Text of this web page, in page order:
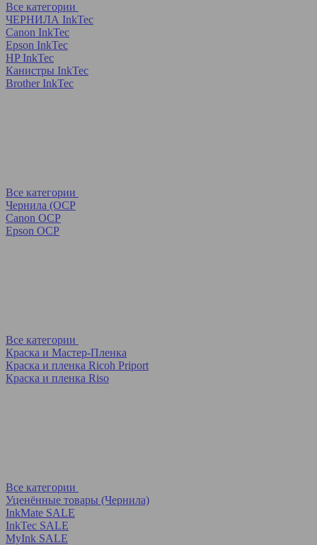
Все категории
ЧЕРНИЛА InkTec
Canon InkTec
Epson InkTec
HP InkTec
Канистры InkTec
Brother InkTec
Все категории
Чернила (OCP
Canon OCP
Epson OCP
Все категории
Краска и Мастер-Пленка
Краска и пленка Ricoh Priport
Краска и пленка Riso
Все категории
Уценённые товары (Чернила)
InkMate SALE
InkTec SALE
MyInk SALE